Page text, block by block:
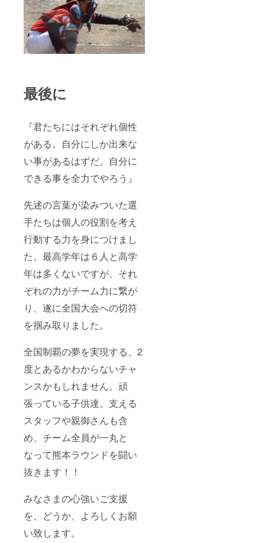
最後に
『君たちにはそれぞれ個性
がある。自分にしか出来な
い事があるはずだ。自分に
できる事を全力でやろう』
先述の言葉が染みついた選
手たちは個人の役割を考え
行動する力を身につけまし
た。最高学年は６人と高学
年は多くないですが、それ
ぞれの力がチーム力に繋が
り、遂に全国大会への切符
を掴み取りました。
全国制覇の夢を実現する、2
度とあるかわからないチャ
ンスかもしれません。頑
張っている子供達。支える
スタッフや親御さんも含
め、チーム全員が一丸と
なって熊本ラウンドを闘い
抜きます！！
みなさまの心強いご支援
を、どうか、よろしくお願
い致します。